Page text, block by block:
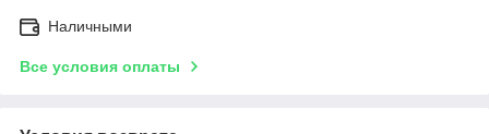
Наличными
Все условия оплаты